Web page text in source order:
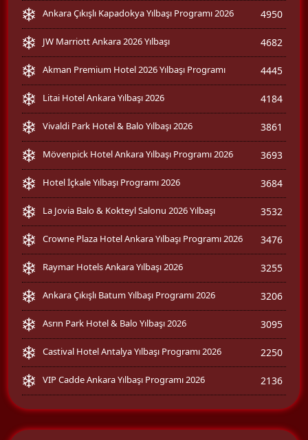
Ankara Çıkışlı Kapadokya Yılbaşı Programı 2026 4950
JW Marriott Ankara 2026 Yılbaşı 4682
Akman Premium Hotel 2026 Yılbaşı Programı 4445
Litai Hotel Ankara Yılbaşı 2026 4184
Vivaldi Park Hotel & Balo Yılbaşı 2026 3861
Mövenpick Hotel Ankara Yılbaşı Programı 2026 3693
Hotel İçkale Yılbaşı Programı 2026 3684
La Jovia Balo & Kokteyl Salonu 2026 Yılbaşı 3532
Crowne Plaza Hotel Ankara Yılbaşı Programı 2026 3476
Raymar Hotels Ankara Yılbaşı 2026 3255
Ankara Çıkışlı Batum Yılbaşı Programı 2026 3206
Asrın Park Hotel & Balo Yılbaşı 2026 3095
Castival Hotel Antalya Yılbaşı Programı 2026 2250
VIP Cadde Ankara Yılbaşı Programı 2026 2136